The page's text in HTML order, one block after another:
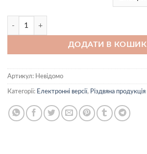
Різдвяні активності для дітей 1-3 років (
ДОДАТИ В КОШИК
Артикул: Невідомо
Категорії: Електронні версії, Різдвяна продукція